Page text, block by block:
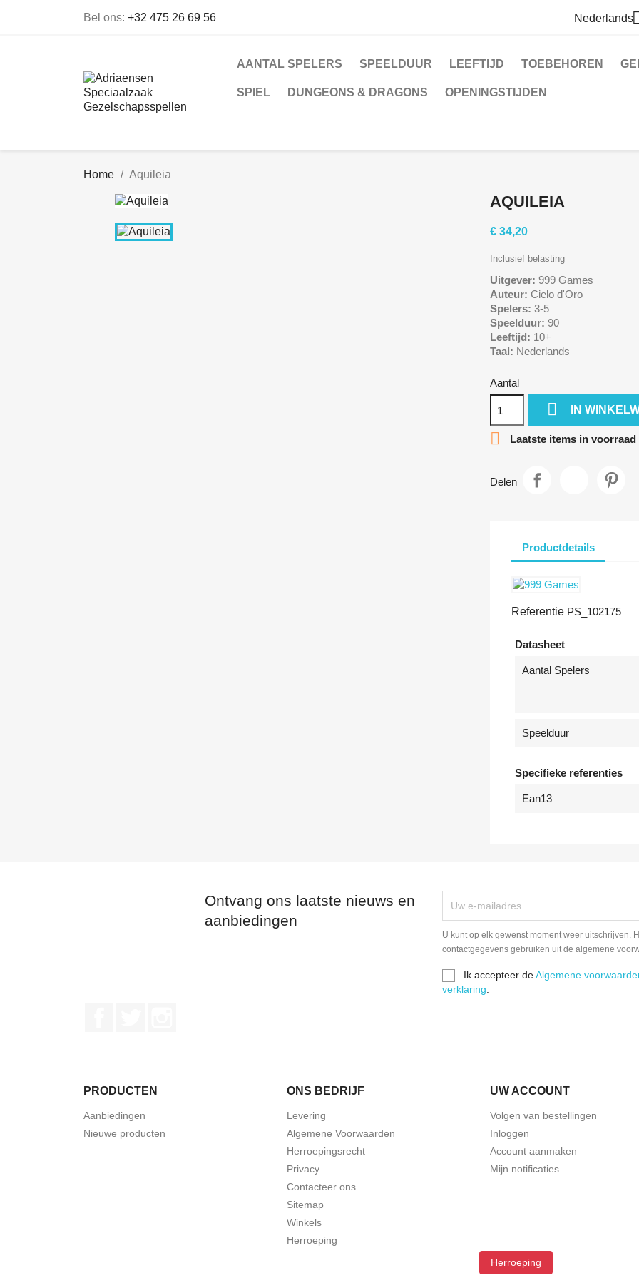
Bel ons: +32 475 26 69 56 Nederlands
AANTAL SPELERS SPEELDUUR LEEFTIJD TOEBEHOREN
SPIEL DUNGEONS & DRAGONS OPENINGSTIJDEN
Home Aquileia
AQUILEIA
€ 34,20
Inclusief belasting
Uitgever: 999 Games
Auteur: Cielo d'Oro
Spelers: 3-5
Speelduur: 90
Leeftijd: 10+
Taal: Nederlands
Aantal
 IN
 Laatste items in voorraad
Delen
Productdetails
Referentie PS_102175
Datasheet
Aantal Spelers
Speelduur
Specifieke referenties
Ean13
Ontvang ons laatste nieuws en
aanbiedingen
U kunt op elk gewenst moment weer uitschrijven.
contactgegevens gebruiken uit de algemene
Ik accepteer deAlgemene
verklaring.
PRODUCTEN
Aanbiedingen
Nieuwe producten
ONS BEDRIJF
Levering
Algemene Voorwaarden
Herroepingsrecht
Privacy
Contacteer ons
Sitemap
Winkels
Herroeping
UW ACCOUNT
Volgen van bestellingen
Inloggen
Account aanmaken
Mijn notificaties
Herroeping